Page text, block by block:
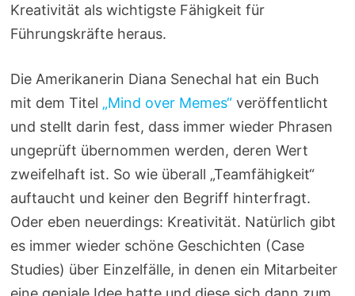
Kreativität als wichtigste Fähigkeit für
Führungskräfte heraus.
Die Amerikanerin Diana Senechal hat ein Buch
mit dem Titel „Mind over Memes“ veröffentlicht
und stellt darin fest, dass immer wieder Phrasen
ungeprüft übernommen werden, deren Wert
zweifelhaft ist. So wie überall „Teamfähigkeit“
auftaucht und keiner den Begriff hinterfragt.
Oder eben neuerdings: Kreativität. Natürlich gibt
es immer wieder schöne Geschichten (Case
Studies) über Einzelfälle, in denen ein Mitarbeiter